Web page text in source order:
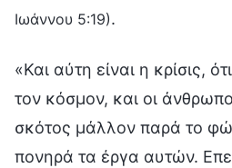
Ιωάννου 5:19).
«Και αύτη είναι η κρίσις,
τον κόσμον, και οι
σκότος μάλλον παρά το
πονηρά τα έργα αυτών.